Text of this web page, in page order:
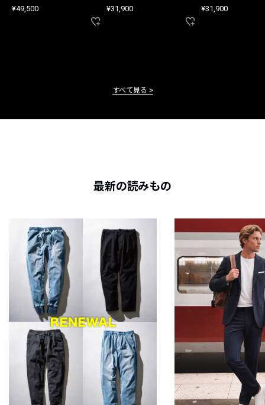
¥49,500 ¥31,900 ¥31,900
すべて見る
最新の読みもの